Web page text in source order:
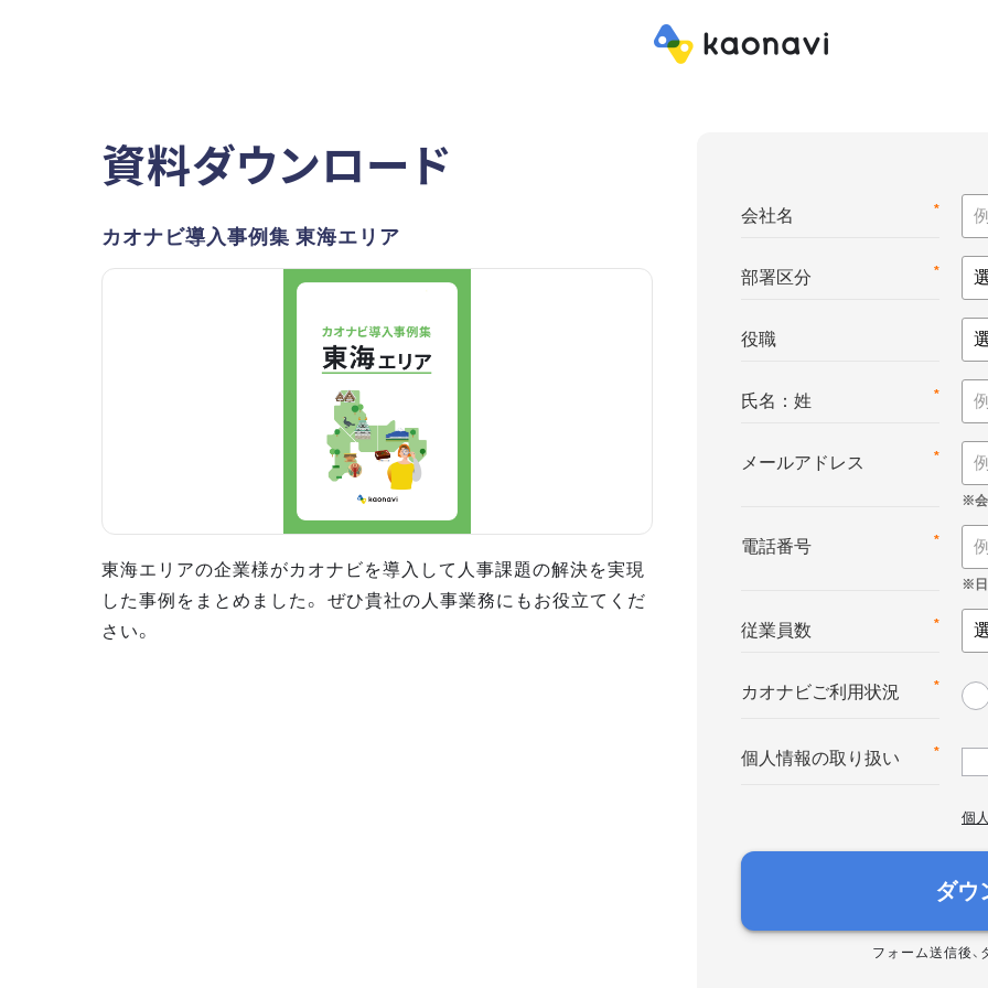
資料ダウンロード
カオナビ導入事例集 東海エリア
東海エリアの企業様がカオナビを導入して人事課題の解決を実現
した事例をまとめました。 ぜひ貴社の人事業務にもお役立てくだ
さい。
*
会社名
*
部署区分
役職
*
氏名：姓
*
メールアドレス
*
電話番号
*
従業員数
*
カオナビご利用状況
*
個人情報の取り扱い
個
ダウ
フォーム送信後